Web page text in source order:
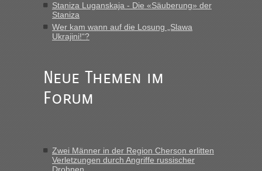
„Vielen Dank, mit einem Briefchen meiner Frau im Gepäck
gab es keine Probleme“
fast 11 Milliarden aufgedeckt
„Am besten wäre natürlich, wenn die Frau mit dabei ist.
Alleinreisende Männer stehen schließlich immer unter
Milliarden aufgedeckt
Staniza Luganskaja - Die «Säuberung» der
Staniza
Wer kam wann auf die Losung „Slawa
Ukrajini!“?
Neue Themen im
Forum
Zwei Männer in der Region Cherson erlitten
Verletzungen durch Angriffe russischer
Drohnen